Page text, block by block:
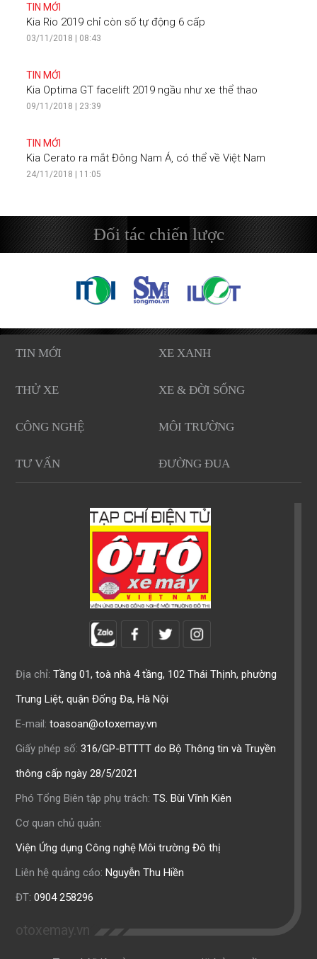
TIN MỚI
Kia Rio 2019 chỉ còn số tự động 6 cấp
03/11/2018 | 08:43
TIN MỚI
Kia Optima GT facelift 2019 ngầu như xe thể thao
09/11/2018 | 23:39
TIN MỚI
Kia Cerato ra mắt Đông Nam Á, có thể về Việt Nam
24/11/2018 | 11:05
Đối tác chiến lược
TIN MỚI XE XANH
THỬ XE XE & ĐỜI SỐNG
CÔNG NGHỆ MÔI TRƯỜNG
TƯ VẤN ĐƯỜNG ĐUA
Địa chỉ: Tầng 01, toà nhà 4 tầng, 102 Thái Thịnh, phường
Trung Liệt, quận Đống Đa, Hà Nội
E-mail: toasoan@otoxemay.vn
Giấy phép số: 316/GP-BTTTT do Bộ Thông tin và Truyền
thông cấp ngày 28/5/2021
Phó Tổng Biên tập phụ trách: TS. Bùi Vĩnh Kiên
Cơ quan chủ quản:
Viện Ứng dụng Công nghệ Môi trường Đô thị
Liên hệ quảng cáo: Nguyễn Thu Hiền
ĐT: 0904 258296
otoxemay.vn